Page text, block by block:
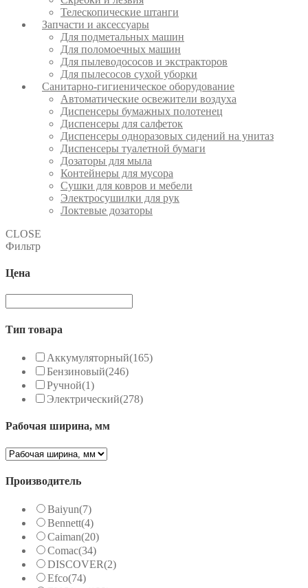
Телескопические штанги
Запчасти и аксессуары
Для подметальных машин
Для поломоечных машин
Для пылеводососов и экстракторов
Для пылесосов сухой уборки
Санитарно-гигиеническое оборудование
Автоматические освежители воздуха
Диспенсеры бумажных полотенец
Диспенсеры для салфеток
Диспенсеры одноразовых сидений на унитаз
Диспенсеры туалетной бумаги
Дозаторы для мыла
Контейнеры для мусора
Сушки для ковров и мебели
Электросушилки для рук
Локтевые дозаторы
CLOSE
Фильтр
Цена
Тип товара
Аккумуляторный(165)
Бензиновый(246)
Ручной(1)
Электрический(278)
Рабочая ширина, мм
Производитель
Baiyun(7)
Bennett(4)
Caiman(20)
Comac(34)
DISCOVER(2)
Efco(74)